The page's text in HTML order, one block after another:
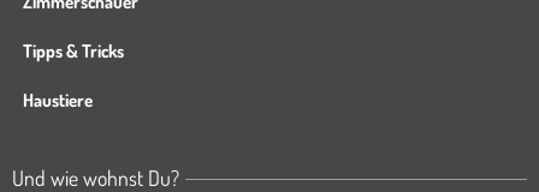
Tipps & Tricks
Haustiere
Und wie wohnst Du?